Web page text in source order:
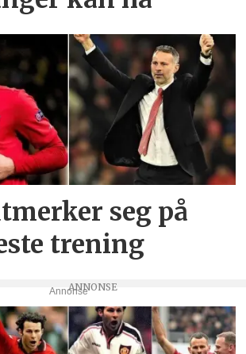
seg på
trening
Annonse